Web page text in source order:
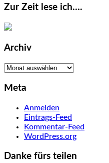
Zur Zeit lese ich….
Archiv
Archiv
Meta
Anmelden
Eintrags-Feed
Kommentar-Feed
WordPress.org
Danke fürs teilen